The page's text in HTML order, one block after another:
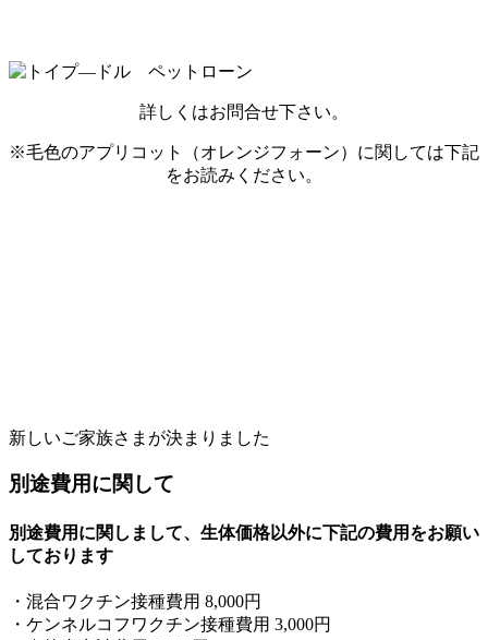
詳しくはお問合せ下さい。
※毛色のアプリコット（オレンジフォーン）に関しては下記
をお読みください。
新しいご家族さまが決まりました
別途費用に関して
別途費用に関しまして、生体価格以外に下記の費用をお願い
しております
・混合ワクチン接種費用 8,000円
・ケンネルコフワクチン接種費用 3,000円